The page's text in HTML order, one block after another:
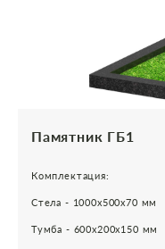
Памятник ГБ1
Комплектация:
Стела - 1000х500х70 мм
Тумба - 600х200х150 мм